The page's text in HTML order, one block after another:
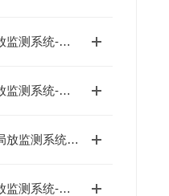
整流变压器局放监测系统-低成本
箱式变电站局放监测系统-低成本
架空绝缘电缆局放监测系统-低成本
低压环网柜局放监测系统-数字运维